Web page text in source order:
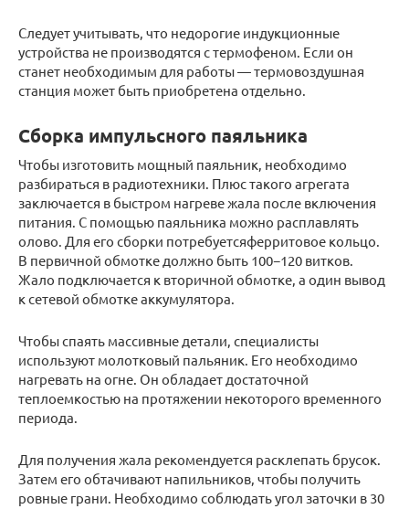
Следует учитывать, что недорогие индукционные
устройства не производятся с термофеном. Если он
станет необходимым для работы — термовоздушная
станция может быть приобретена отдельно.
Сборка импульсного паяльника
Чтобы изготовить мощный паяльник, необходимо
разбираться в радиотехники. Плюс такого агрегата
заключается в быстром нагреве жала после включения
питания. С помощью паяльника можно расплавлять
олово. Для его сборки потребуетсяферритовое кольцо.
В первичной обмотке должно быть 100−120 витков.
Жало подключается к вторичной обмотке, а один вывод
к сетевой обмотке аккумулятора.
Чтобы спаять массивные детали, специалисты
используют молотковый пальяник. Его необходимо
нагревать на огне. Он обладает достаточной
теплоемкостью на протяжении некоторого временного
периода.
Для получения жала рекомендуется расклепать брусок.
Затем его обтачивают напильников, чтобы получить
ровные грани. Необходимо соблюдать угол заточки в 30